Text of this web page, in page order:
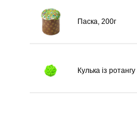
Паска, 200г
Кулька із